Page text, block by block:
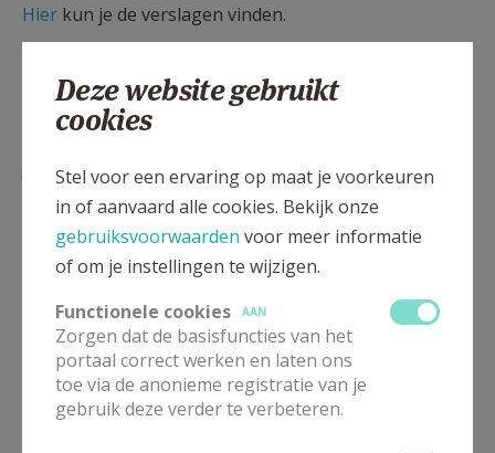
Hier kun je de verslagen vinden.
Lees meer
Deze website gebruikt
cookies
Stel voor een ervaring op maat je voorkeuren
in of aanvaard alle cookies. Bekijk onze
gebruiksvoorwaarden voor meer informatie
of om je instellingen te wijzigen.
Functionele cookies
AAN
Zorgen dat de basisfuncties van het
portaal correct werken en laten ons
toe via de anonieme registratie van je
gebruik deze verder te verbeteren.